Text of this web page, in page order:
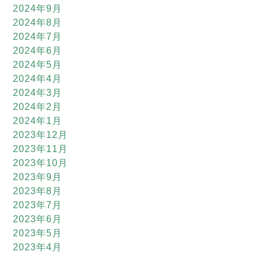
2024年9月
2024年8月
2024年7月
2024年6月
2024年5月
2024年4月
2024年3月
2024年2月
2024年1月
2023年12月
2023年11月
2023年10月
2023年9月
2023年8月
2023年7月
2023年6月
2023年5月
2023年4月